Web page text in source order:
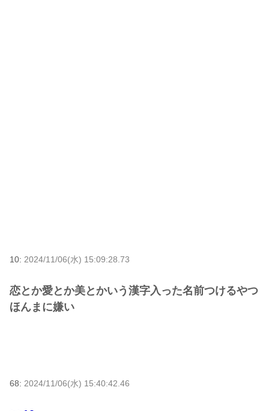
10: 2024/11/06(水) 15:09:28.73
恋とか愛とか美とかいう漢字入った名前つけるやつ
ほんまに嫌い
68: 2024/11/06(水) 15:40:42.46